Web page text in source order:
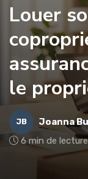
Louer
le
JB Joanna
6 min de lecture